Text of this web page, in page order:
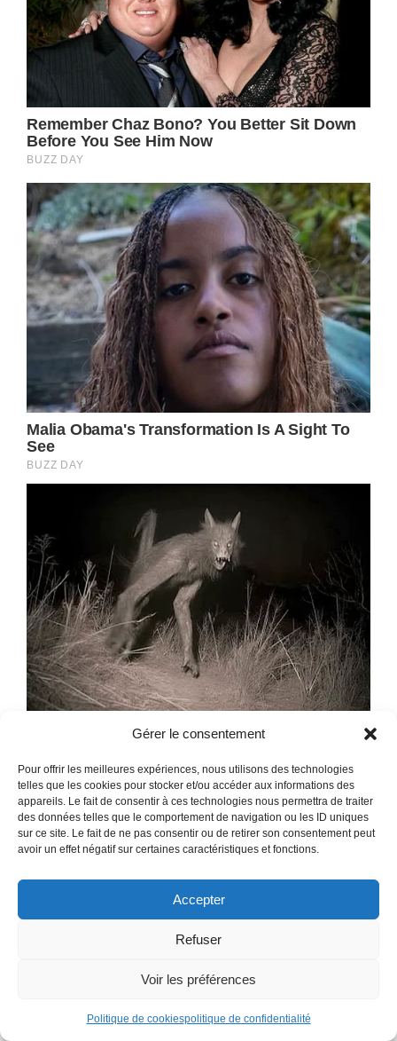
Gérer le consentement
Pour offrir les meilleures expériences, nous utilisons des technologies
telles que les cookies pour stocker et/ou accéder aux informations des
appareils. Le fait de consentir à ces technologies nous permettra de traiter
des données telles que le comportement de navigation ou les ID uniques
sur ce site. Le fait de ne pas consentir ou de retirer son consentement peut
avoir un effet négatif sur certaines caractéristiques et fonctions.
Accepter
Refuser
Voir les préférences
Politique de cookiespolitique de confidentialité